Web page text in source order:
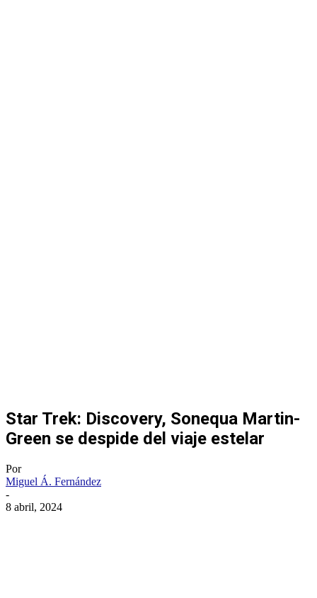
Star Trek: Discovery, Sonequa Martin-
Green se despide del viaje estelar
Por
Miguel Á. Fernández
-
8 abril, 2024